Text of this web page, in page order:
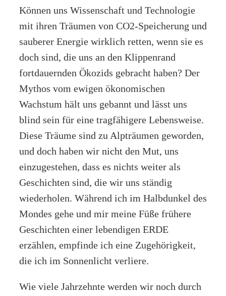
Können uns Wissenschaft und Technologie
mit ihren Träumen von CO2-Speicherung und
sauberer Energie wirklich retten, wenn sie es
doch sind, die uns an den Klippenrand
fortdauernden Ökozids gebracht haben? Der
Mythos vom ewigen ökonomischen
Wachstum hält uns gebannt und lässt uns
blind sein für eine tragfähigere Lebensweise.
Diese Träume sind zu Alpträumen geworden,
und doch haben wir nicht den Mut, uns
einzugestehen, dass es nichts weiter als
Geschichten sind, die wir uns ständig
wiederholen. Während ich im Halbdunkel des
Mondes gehe und mir meine Füße frühere
Geschichten einer lebendigen ERDE
erzählen, empfinde ich eine Zugehörigkeit,
die ich im Sonnenlicht verliere.
Wie viele Jahrzehnte werden wir noch durch